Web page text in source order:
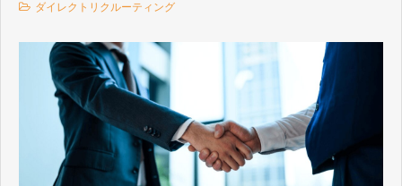
ダイレクトリクルーティング